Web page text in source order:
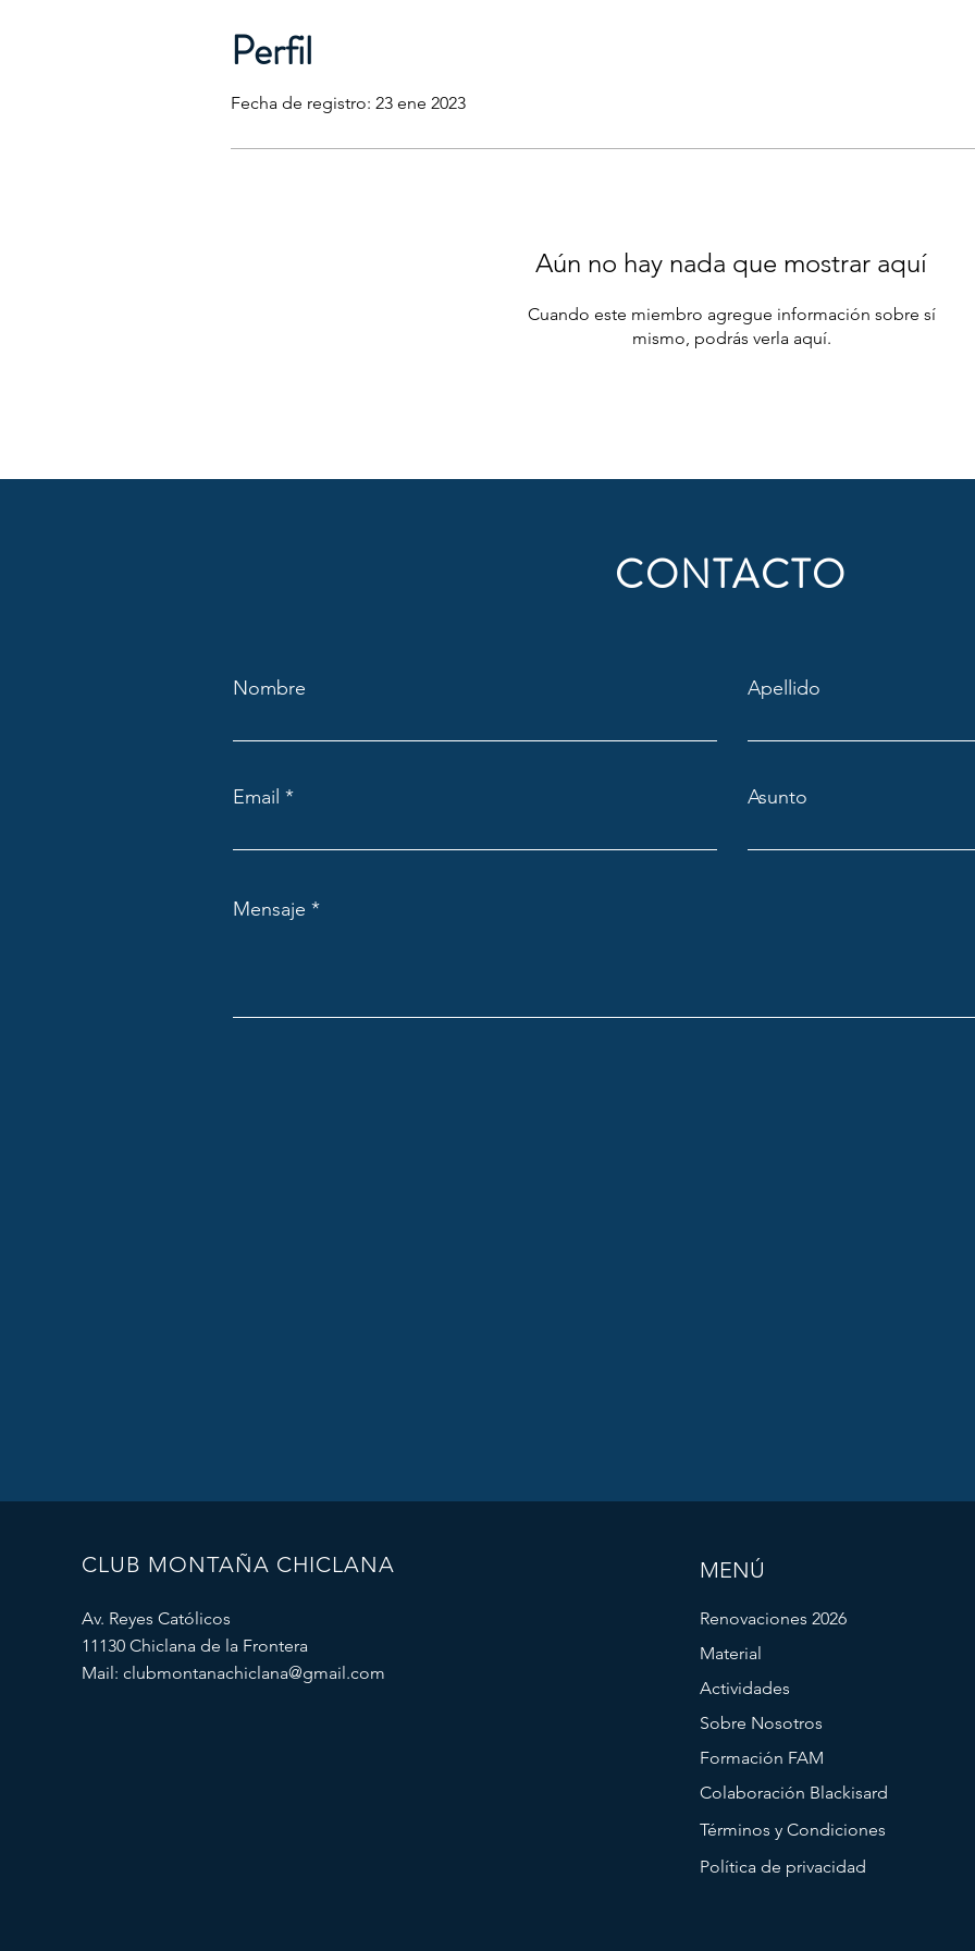
Perfil
Fecha de registro: 23 ene 2023
Aún no hay nada que mostrar aquí
Cuando este miembro agregue información sobre sí
mismo, podrás verla aquí.
CONTACTO
Nombre Apellido
Email Asunto
Mensaje
CLUB MONTAÑA CHICLANA
Av. Reyes Católicos
11130 Chiclana de la Frontera
Mail: clubmontanachiclana@gmail.com
MENÚ
Renovaciones 2026
Material
Actividades
Sobre Nosotros
Formación FAM
Colaboración Blackisard
Términos y Condiciones
Política de privacidad